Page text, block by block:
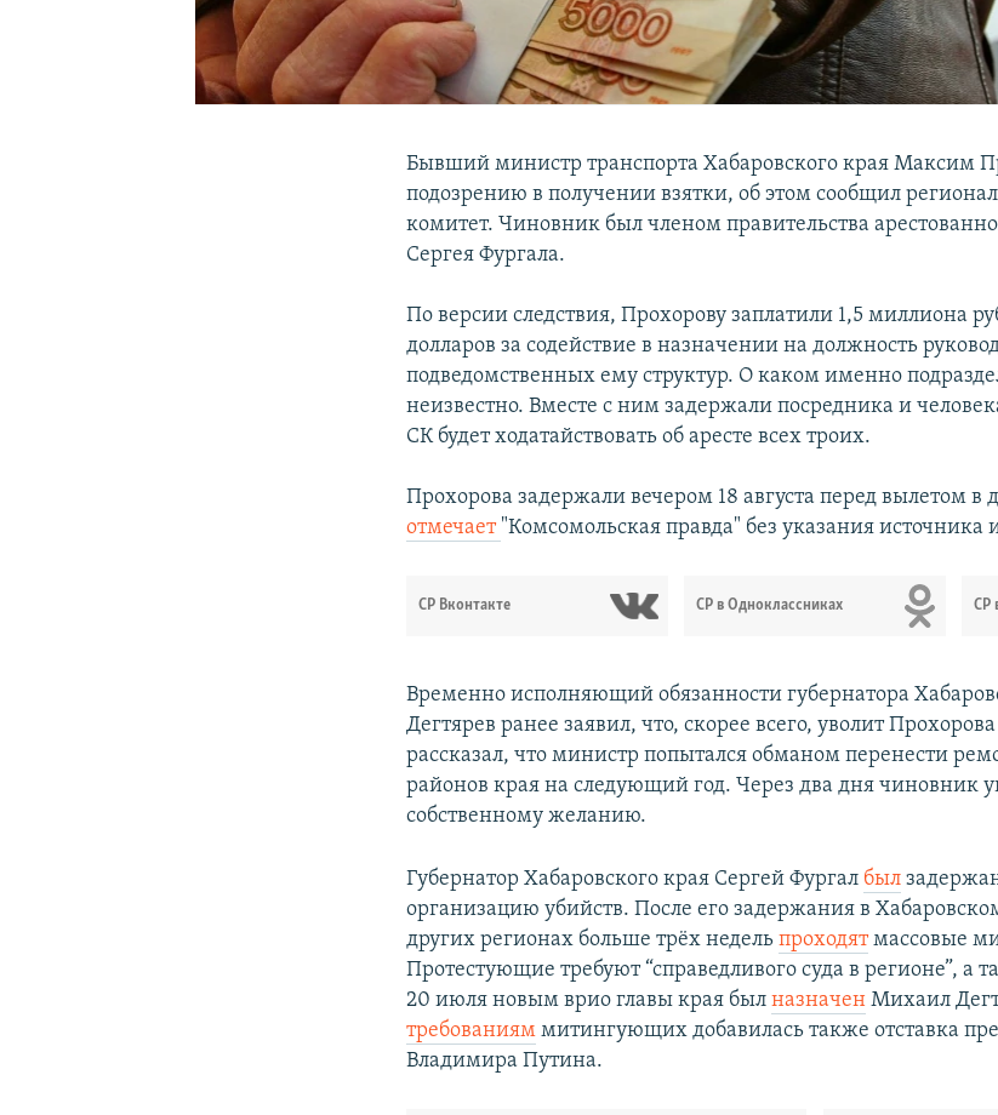
Бывший министр транспорта Хабаровского края Максим
подозрению в получении взятки, об этом сообщил
комитет. Чиновник был членом правительства
Сергея Фургала.
По версии следствия, Прохорову заплатили 1,5 миллиона
долларов за содействие в назначении на должность
подведомственных ему структур. О каком именно
неизвестно. Вместе с ним задержали посредника и
СК будет ходатайствовать об аресте всех троих.
Прохорова задержали вечером 18 августа перед вылетом в
отмечает "Комсомольская правда" без указания
СР Вконтакте СР в Одноклассниках СР
Временно исполняющий обязанности губернатора
Дегтярев ранее заявил, что, скорее всего, уволит
рассказал, что министр попытался обманом перенести
районов края на следующий год. Через два дня чиновник
собственному желанию.
Губернатор Хабаровского края Сергей Фургал был
организацию убийств. После его задержания в
других регионах больше трёх недельпроходятмассовые
Протестующие требуют “справедливого суда в регионе”, а
20 июля новым врио главы края былназначен Михаил
требованиям митингующих добавилась также отставка
Владимира Путина.